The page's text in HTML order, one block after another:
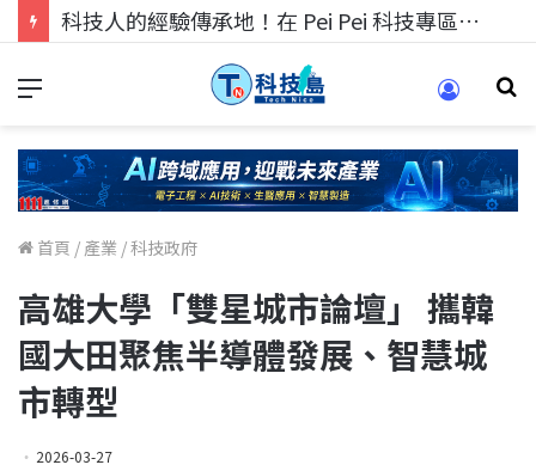
科技人的經驗傳承地！在 Pei Pei 科技專區，與學弟妹交流最硬核的技術
首頁 / 產業 /科技政府
高雄大學「雙星城市論壇」 攜韓
國大田聚焦半導體發展、智慧城
市轉型
2026-03-27